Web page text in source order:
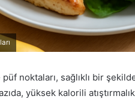
noktaları, sağlıklı bir
yüksek kalorili